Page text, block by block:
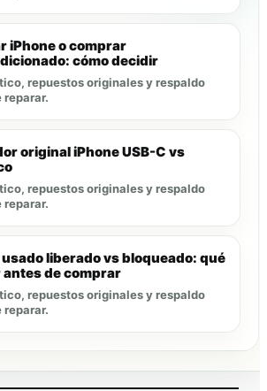
iPhone o comprar
cómo decidir
repuestos originales y respaldo
reparar.
original iPhone USB-C vs
repuestos originales y respaldo
reparar.
liberado vs bloqueado: qué
de comprar
repuestos originales y respaldo
reparar.